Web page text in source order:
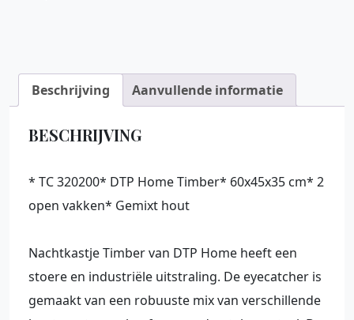
Beschrijving Aanvullende informatie
BESCHRIJVING
* TC 320200* DTP Home Timber* 60x45x35 cm* 2
open vakken* Gemixt hout
Nachtkastje Timber van DTP Home heeft een
stoere en industriële uitstraling. De eyecatcher is
gemaakt van een robuuste mix van verschillende